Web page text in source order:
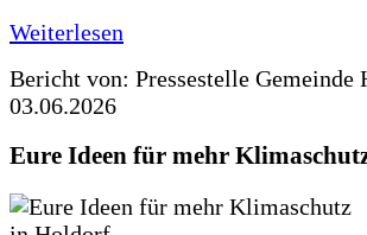
Weiterlesen
Bericht von: Pressestelle Gemeinde
03.06.2026
Eure Ideen für mehr